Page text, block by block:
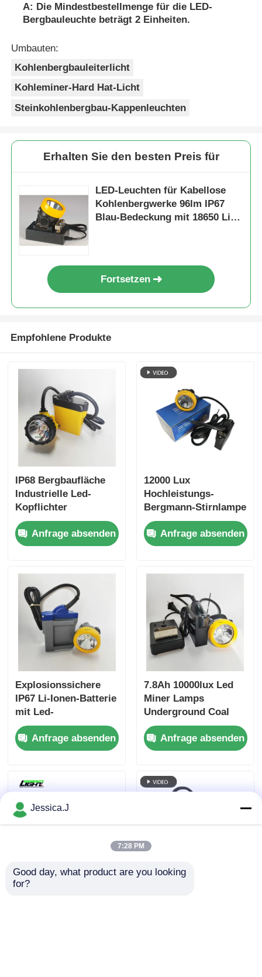
A: Die Mindestbestellmenge für die LED-
Bergbauleuchte beträgt 2 Einheiten.
Umbauten:
Kohlenbergbauleiterlicht
Kohleminer-Hard Hat-Licht
Steinkohlenbergbau-Kappenleuchten
Erhalten Sie den besten Preis für
LED-Leuchten für Kabellose
Kohlenbergwerke 96lm IP67
Blau-Bedeckung mit 18650 Li-
Fortsetzen
Empfohlene Produkte
IP68 Bergbaufläche
Industrielle Led-
Kopflichter
Hochleistung
25000lux Bergleute
Helmlicht 348Lm
Bergbaulichter
Anfrage absenden
12000 Lux
Hochleistungs-
Bergmann-Stirnlampe
IP68 Wasserdicht
Explosionsgeschützte
LED-Grubenlampe
Anfrage absenden
Explosionssichere
IP67 Li-Ionen-Batterie
mit Led-
Sicherheitslampe
Bergbauleuchte mit
Led-Scheinwerfer
7800mah
Anfrage absenden
7.8Ah 10000lux Led
Miner Lamps
Underground Coal
Mining Helmet Lamp
Rechargeable
Anfrage absenden
1100 Lm hohe
Jessica.J
7:28 PM
Good day, what product are you looking
for?